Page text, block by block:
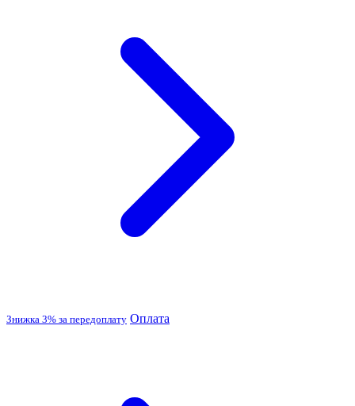
Знижка 3% за передоплату Оплата